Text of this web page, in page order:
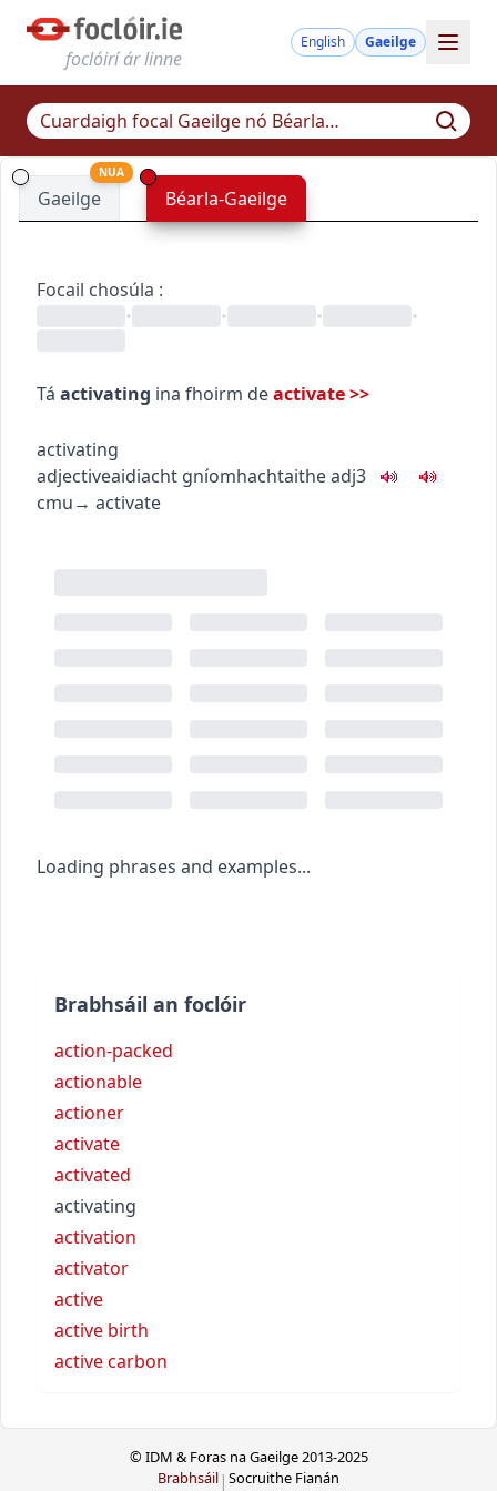
foclóirí ár linne
English Gaeilge
Gaeilge
NUA
Béarla-Gaeilge
Focail chosúla :
•
• • •
Tá activating ina fhoirm deactivate>>
activating
adjectiveaidiacht gníomhachtaitheadj3
cmu→ activate
Loading phrases and examples...
Brabhsáil an foclóir
action-packed
actionable
actioner
activate
activated
activating
activation
activator
active
active birth
active carbon
© IDM & Foras na Gaeilge 2013-2025
Brabhsáil | Socruithe Fianán